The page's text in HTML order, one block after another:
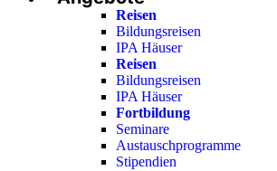
Reisen
Bildungsreisen
IPA Häuser
Reisen
Bildungsreisen
IPA Häuser
Fortbildung
Seminare
Austauschprogramme
Stipendien